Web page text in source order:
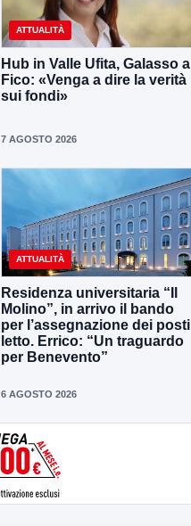
ATTUALITÀ
Hub in Valle Ufita, Galasso a
Fico: «Venga a dire la verità
sui fondi»
7 AGOSTO 2026
ATTUALITÀ
Residenza universitaria “Il
Molino”, in arrivo il bando
per l’assegnazione dei posti
letto. Errico: “Un traguardo
per Benevento”
6 AGOSTO 2026